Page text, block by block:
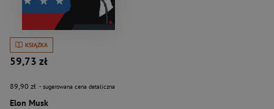
KSIĄŻKA
59,73 zł
89,90 zł - sugerowana cena detaliczna
Elon Musk